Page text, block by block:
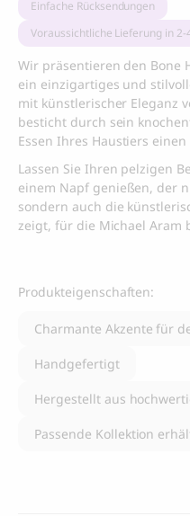
Einfache Rücksendungen
Voraussichtliche Lieferung in 2-
Wir präsentieren den Bone
ein einzigartiges und
mit künstlerischer Eleganz
besticht durch sein
Essen Ihres Haustiers
Lassen Sie Ihren pelzigen
einem Napf genießen, der
sondern auch die
zeigt, für die Michael Aram
Produkteigenschaften:
Charmante Akzente für
Handgefertigt
Hergestellt aus
Passende Kollektion